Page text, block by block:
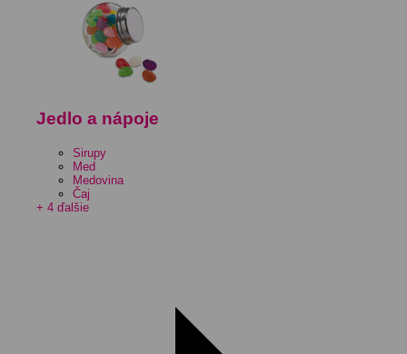
Jedlo a nápoje
Sirupy
Med
Medovina
Čaj
+ 4 ďalšie